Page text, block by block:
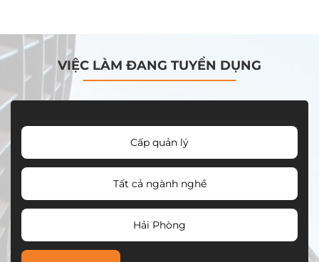
VIỆC LÀM ĐANG TUYỂN DỤNG
Cấp quản lý
Tất cả ngành nghề
Hải Phòng